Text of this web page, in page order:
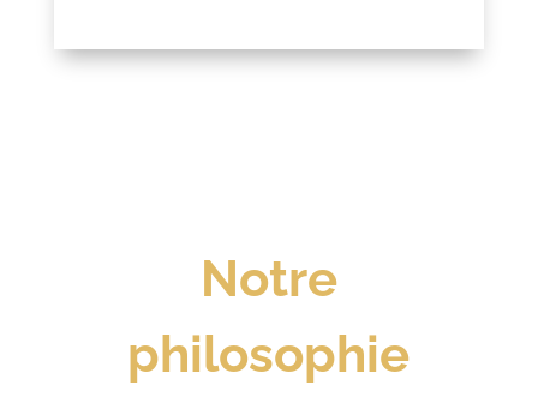
Notre
philosophie